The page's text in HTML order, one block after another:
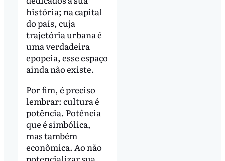
história; na capital
do país, cuja
trajetória urbana é
uma verdadeira
epopeia, esse espaço
ainda não existe.
Por fim, é preciso
lembrar: cultura é
potência. Potência
que é simbólica,
mas também
econômica. Ao não